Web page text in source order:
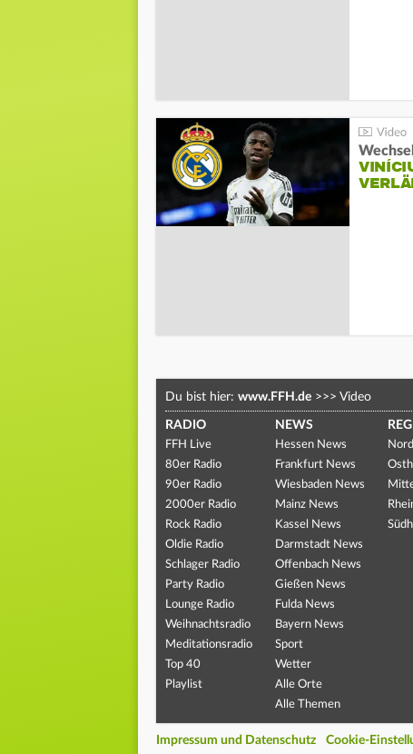
Du bist hier: www.FFH.de >>> Video
RADIO
FFH Live
80er Radio
90er Radio
2000er Radio
Rock Radio
Oldie Radio
Schlager Radio
Party Radio
Lounge Radio
Weihnachtsradio
Meditationsradio
Top 40
Playlist
NEWS
Hessen News
Frankfurt News
Wiesbaden News
Mainz News
Kassel News
Darmstadt News
Offenbach News
Gießen News
Fulda News
Bayern News
Sport
Wetter
Alle Orte
Alle Themen
Impressum und Datenschutz Cookie-